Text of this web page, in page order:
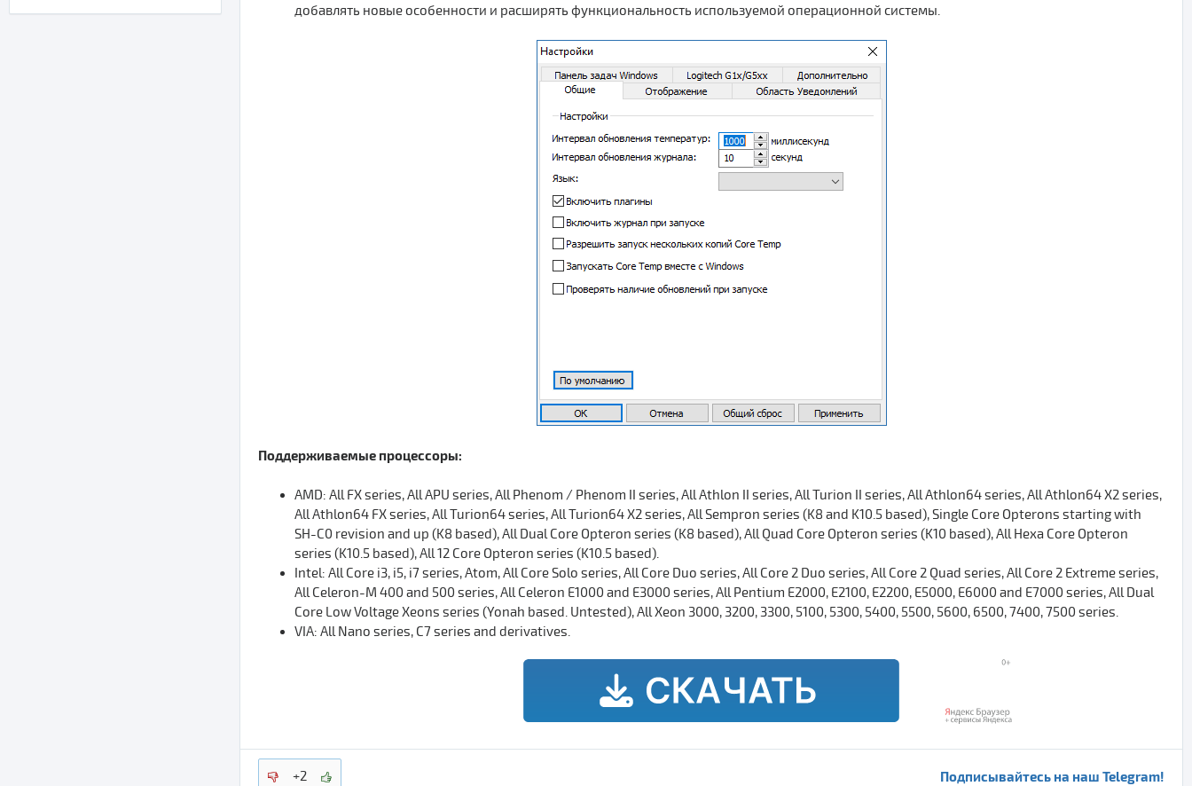
добавлять новые особенности и расширять функциональность используемой операционной системы.
Поддерживаемые процессоры:
AMD: All FX series, All APU series, All Phenom / Phenom II series, All Athlon II series, All Turion II series, All Athlon64 series, All Athlon64 X2 series,
All Athlon64 FX series, All Turion64 series, All Turion64 X2 series, All Sempron series (K8 and K10.5 based), Single Core Opterons starting with
SH-C0 revision and up (K8 based), All Dual Core Opteron series (K8 based), All Quad Core Opteron series (K10 based), All Hexa Core Opteron
series (K10.5 based), All 12 Core Opteron series (K10.5 based).
Intel: All Core i3, i5, i7 series, Atom, All Core Solo series, All Core Duo series, All Core 2 Duo series, All Core 2 Quad series, All Core 2 Extreme series,
All Celeron-M 400 and 500 series, All Celeron E1000 and E3000 series, All Pentium E2000, E2100, E2200, E5000, E6000 and E7000 series, All Dual
Core Low Voltage Xeons series (Yonah based. Untested), All Xeon 3000, 3200, 3300, 5100, 5300, 5400, 5500, 5600, 6500, 7400, 7500 series.
VIA: All Nano series, C7 series and derivatives.
+2 Подписывайтесь на наш Telegram!